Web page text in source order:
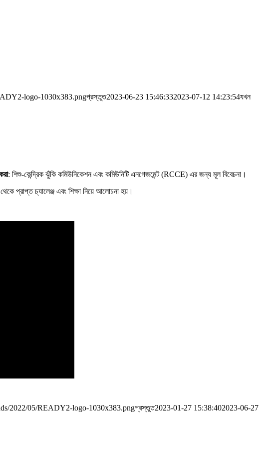
logo-1030x383.pngপ্রস্তুত2023-06-23 15:46:332023-07-12 14:23:54যখন
: শিশু-কেন্দ্রিক ঝুঁকি কমিউনিকেশন এবং কমিউনিটি এনগেজমেন্ট (RCCE) এর জন্য মূল বিবেচনা।
প্রাপ্ত চ্যালেঞ্জ এবং শিক্ষা নিয়ে আলোচনা হয়।
2022/05/READY2-logo-1030x383.pngপ্রস্তুত2023-01-27 15:38:402023-06-27